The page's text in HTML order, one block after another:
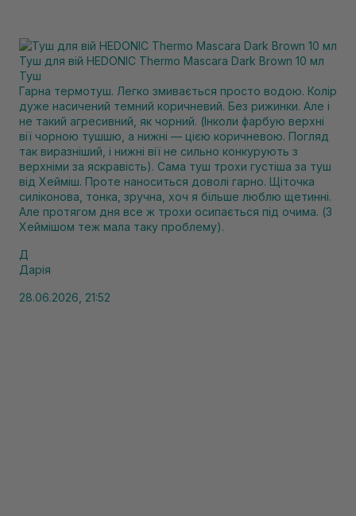
Туш для вій HEDONIC Thermo Mascara Dark Brown 10 мл
Туш
Гарна термотуш. Легко змивається просто водою. Колір
дуже насичений темний коричневий. Без рижинки. Але і
не такий агресивний, як чорний. (Інколи фарбую верхні
вії чорною тушшю, а нижні — цією коричневою. Погляд
так виразніший, і нижні вії не сильно конкурують з
верхніми за яскравість). Сама туш трохи густіша за туш
від Хейміш. Проте наноситься доволі гарно. Щіточка
силіконова, тонка, зручна, хоч я більше люблю щетинні.
Але протягом дня все ж трохи осипається під очима. (З
Хеймішом теж мала таку проблему).
Д
Дарія
28.06.2026, 21:52